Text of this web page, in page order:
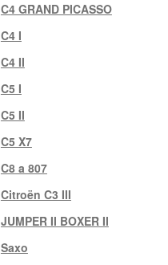
C4 GRAND PICASSO
C4 I
C4 II
C5 I
C5 II
C5 X7
C8 a 807
Citroën C3 III
JUMPER II BOXER II
Saxo